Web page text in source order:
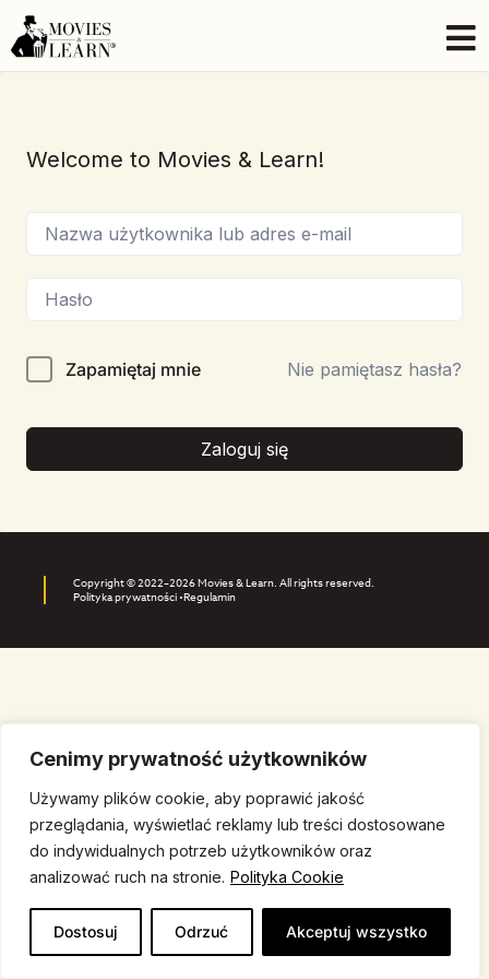
Cenimy prywatność użytkowników
Używamy plików cookie, aby poprawić jakość
przeglądania, wyświetlać reklamy lub treści dostosowane
do indywidualnych potrzeb użytkowników oraz
analizować ruch na stronie. Polityka Cookie
Dostosuj Odrzuć Akceptuj wszystko
Welcome to Movies & Learn!
Zapamiętaj mnie Nie pamiętasz hasła?
Zaloguj się
Copyright © 2022–2026 Movies & Learn. All rights reserved.
Polityka prywatności •Regulamin